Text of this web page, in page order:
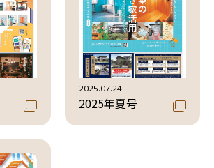
2025.07.24
2025年夏号